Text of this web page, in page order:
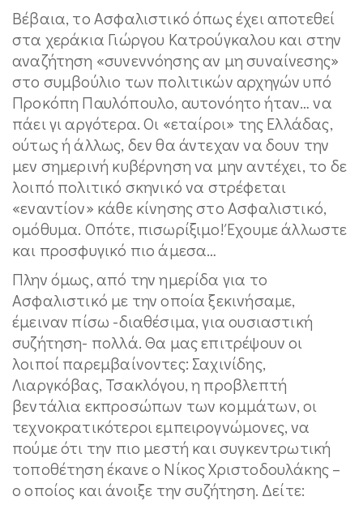
Βέβαια, το Ασφαλιστικό όπως έχει αποτεθεί
στα χεράκια Γιώργου Κατρούγκαλου και στην
αναζήτηση «συνεννόησης αν μη συναίνεσης»
στο συμβούλιο των πολιτικών αρχηγών υπό
Προκόπη Παυλόπουλο, αυτονόητο ήταν… να
πάει γι αργότερα. Οι «εταίροι» της Ελλάδας,
ούτως ή άλλως, δεν θα άντεχαν να δουν την
μεν σημερινή κυβέρνηση να μην αντέχει, το δε
λοιπό πολιτικό σκηνικό να στρέφεται
«εναντίον» κάθε κίνησης στο Ασφαλιστικό,
ομόθυμα. Οπότε, πισωρίξιμο! Έχουμε άλλωστε
και προσφυγικό πιο άμεσα…
Πλην όμως, από την ημερίδα για το
Ασφαλιστικό με την οποία ξεκινήσαμε,
έμειναν πίσω -διαθέσιμα, για ουσιαστική
συζήτηση- πολλά. Θα μας επιτρέψουν οι
λοιποί παρεμβαίνοντες: Σαχινίδης,
Λιαργκόβας, Τσακλόγου, η προβλεπτή
βεντάλια εκπροσώπων των κομμάτων, οι
τεχνοκρατικότεροι εμπειρογνώμονες, να
πούμε ότι την πιο μεστή και συγκεντρωτική
τοποθέτηση έκανε ο Νίκος Χριστοδουλάκης –
ο οποίος και άνοιξε την συζήτηση. Δείτε: